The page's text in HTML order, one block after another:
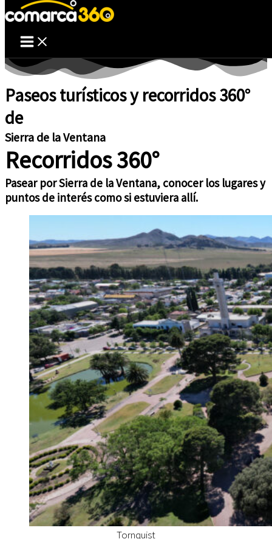
Ir al contenido
Paseos turísticos y recorridos 360°
de
Sierra de la Ventana
Recorridos 360°
Pasear por Sierra de la Ventana, conocer los lugares y
puntos de interés como si estuviera allí.
Tornquist